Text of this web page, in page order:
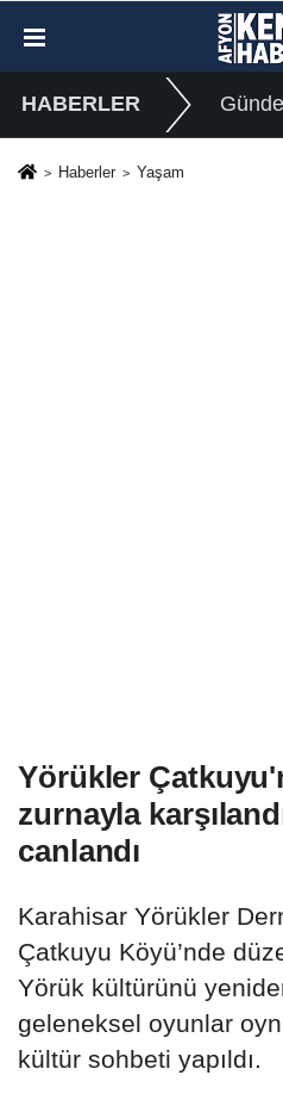
HABERLER
Haberler Yaşam
Yörükler
zurnayla
canlandı
Karahisar Yörükler
Çatkuyu Köyü’nde
Yörük kültürünü
geleneksel oyunlar
kültür sohbeti yapıldı.